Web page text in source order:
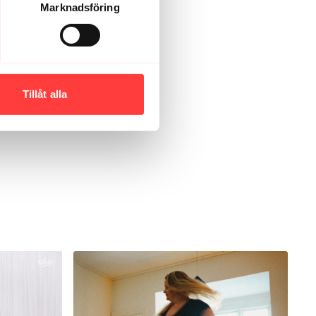
Marknadsföring
Tillåt alla
samt vikter. Sådana finns på de flesta gym, men
på arbetsplatsen eller i
går också att göra hemma om du har grejerna. Vi
klimakteriet:
Styrketräning förbättrar bentätheten
och höft hos kvinnor efter klimakteriet och förbättrar
hos kvinnor i åldrarna 40–60 år, oavsett
sig.
Styrketräning minskar ångest och depressiva